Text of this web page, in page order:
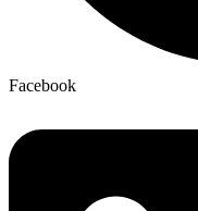
Facebook